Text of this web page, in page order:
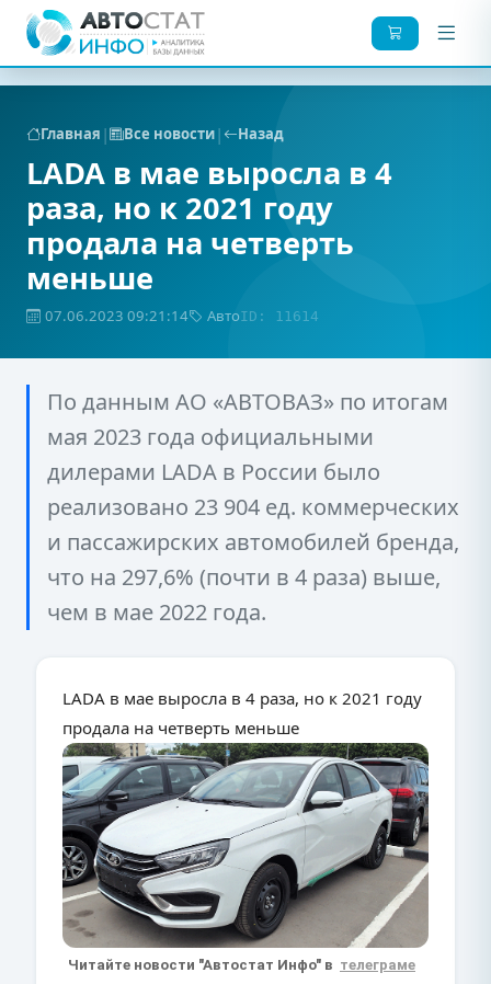
Главная | Все новости| Назад
LADA в мае выросла в 4
раза, но к 2021 году
продала на четверть
меньше
07.06.2023 09:21:14 АвтоID: 11614
По данным АО «АВТОВАЗ» по итогам
мая 2023 года официальными
дилерами LADA в России было
реализовано 23 904 ед. коммерческих
и пассажирских автомобилей бренда,
что на 297,6% (почти в 4 раза) выше,
чем в мае 2022 года.
LADA в мае выросла в 4 раза, но к 2021 году
продала на четверть меньше
Читайте новости "Автостат Инфо" в телеграме